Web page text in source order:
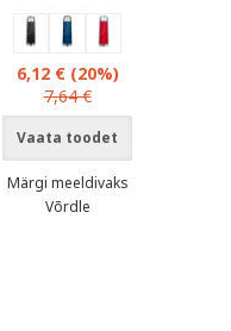
6,12 € (20%)
7,64 €
Vaata toodet
Märgi meeldivaks
Võrdle